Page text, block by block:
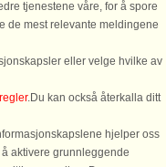
tjenestene våre, for å spore
de mest relevante meldingene
eller velge hvilke av
.Du kan också återkalla ditt
hjelper oss
aktivere grunnleggende